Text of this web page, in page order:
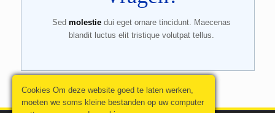
Sedmolestie dui eget ornare tincidunt. Maecenas
blandit luctus elit tristique volutpat tellus.
Cookies Om deze website goed te laten werken,
moeten we soms kleine bestanden op uw computer